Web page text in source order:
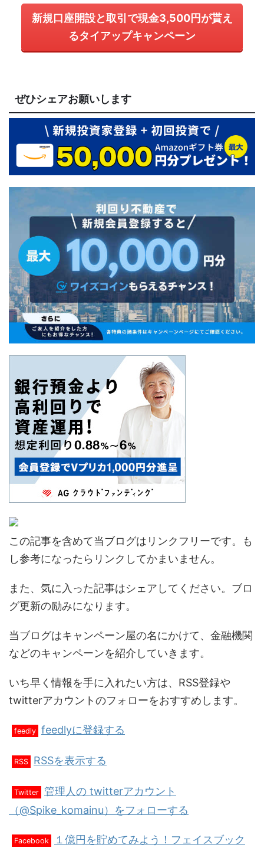
新規口座開設と取引で現金3,500円が貰え
るタイアップキャンペーン
ぜひシェアお願いします
この記事を含めて当ブログはリンクフリーです。も
し参考になったらリンクしてかまいません。
また、気に入った記事はシェアしてください。ブロ
グ更新の励みになります。
当ブログはキャンペーン屋の名にかけて、金融機関
などのキャンペーンを紹介していきます。
いち早く情報を手に入れたい方は、RSS登録や
twitterアカウントのフォローをおすすめします。
feedly feedlyに登録する
RSS RSSを表示する
Twitter 管理人の twitterアカウント
（@Spike_komainu）をフォローする
Facebook
１億円を貯めてみよう！フェイスブック